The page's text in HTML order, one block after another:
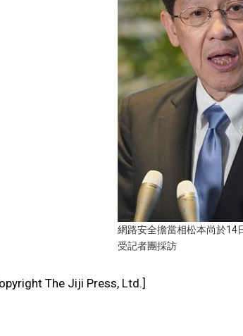
網路安全擔當相松本尚於14
受記者團採訪
The Jiji Press, Ltd.]